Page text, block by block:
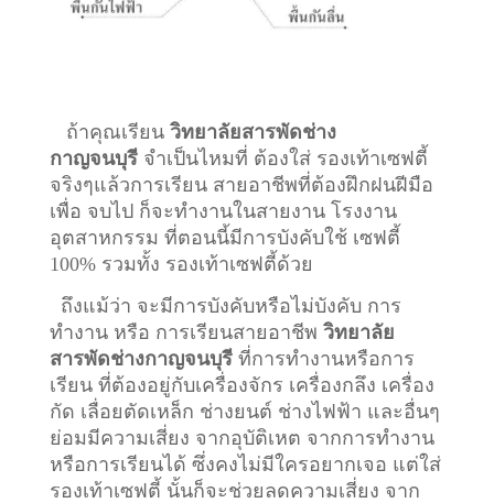
ถ้าคุณเรียน วิทยาลัยสารพัดช่าง
กาญจนบุรีจำเป็นไหมที่ ต้องใส่ รองเท้าเซฟตี้
จริงๆแล้วการเรียน สายอาชีพที่ต้องฝึกฝนฝีมือ
เพื่อ จบไป ก็จะทำงานในสายงาน โรงงาน
อุตสาหกรรม ที่ตอนนี้มีการบังคับใช้ เซฟตี้
100% รวมทั้ง รองเท้าเซฟตี้ด้วย
ถึงแม้ว่า จะมีการบังคับหรือไม่บังคับ การ
ทำงาน หรือ การเรียนสายอาชีพ วิทยาลัย
สารพัดช่างกาญจนบุรีที่การทำงานหรือการ
เรียน ที่ต้องอยู่กับเครื่องจักร เครื่องกลึง เครื่อง
กัด เลื่อยตัดเหล็ก ช่างยนต์ ช่างไฟฟ้า และอื่นๆ
ย่อมมีความเสี่ยง จากอุบัติเหต จากการทำงาน
หรือการเรียนได้ ซึ่งคงไม่มีใครอยากเจอ แต่ใส่
รองเท้าเซฟตี้ นั้นก็จะช่วยลดความเสี่ยง จาก